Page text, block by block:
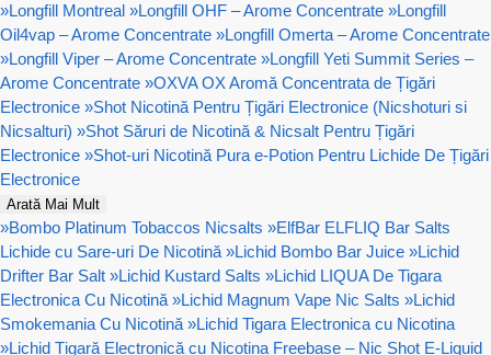
»Longfill Montreal »Longfill OHF – Arome Concentrate »Longfill
Oil4vap – Arome Concentrate »Longfill Omerta – Arome Concentrate
»Longfill Viper – Arome Concentrate »Longfill Yeti Summit Series –
Arome Concentrate »OXVA OX Aromă Concentrata de Țigări
Electronice »Shot Nicotină Pentru Țigări Electronice (Nicshoturi si
Nicsalturi) »Shot Săruri de Nicotină & Nicsalt Pentru Țigări
Electronice »Shot-uri Nicotină Pura e-Potion Pentru Lichide De Țigări
Electronice
Arată Mai Mult
»Bombo Platinum Tobaccos Nicsalts »ElfBar ELFLIQ Bar Salts
Lichide cu Sare-uri De Nicotină »Lichid Bombo Bar Juice »Lichid
Drifter Bar Salt »Lichid Kustard Salts »Lichid LIQUA De Tigara
Electronica Cu Nicotină »Lichid Magnum Vape Nic Salts »Lichid
Smokemania Cu Nicotină »Lichid Tigara Electronica cu Nicotina
»Lichid Țigară Electronică cu Nicotina Freebase – Nic Shot E-Liquid